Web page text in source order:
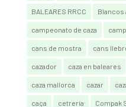
BALEARES RRCC Blancos
campeonato de caza
cans de mostra cans
cazador caza en baleares
caza mallorca cazar
caça cetrería Compak